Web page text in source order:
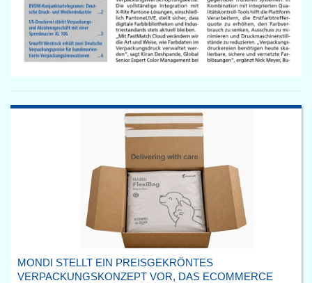
MONDI STELLT EIN PREISGEKRÖNTES
VERPACKUNGSKONZEPT VOR, DAS ECOMMERCE